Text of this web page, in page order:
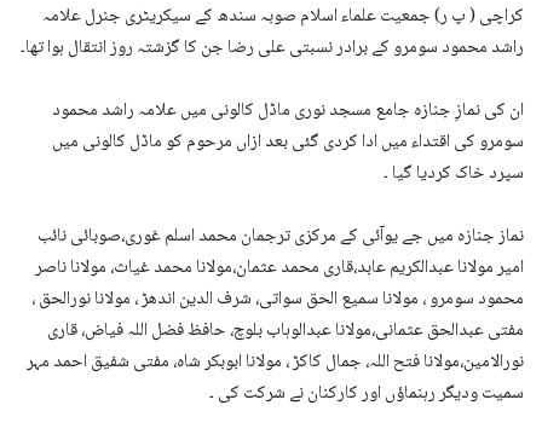
کراچی ( پ ر) جمعیت علماء اسلام صوبہ سندھ کے سیکریٹری جنرل علامہ
راشد محمود سومرو کے برادر نسبتی علی رضا جن کا گزشتہ روز انتقال ہوا تھا۔
ان کی نمازِ جنازہ جامع مسجد نوری ماڈل کالونی میں علامہ راشد محمود
سومرو کی اقتداء میں ادا کردی گئی بعد ازاں مرحوم کو ماڈل کالونی میں
سپرد خاک کردیا گیا ۔
نماز جنازہ میں جے یوآئی کے مرکزی ترجمان محمد اسلم غوری،صوبائی نائب
امیر مولانا عبدالکریم عابد،قاری محمد عثمان،مولانا محمد غیاث، مولانا ناصر
محمود سومرو ، مولانا سمیع الحق سواتی، شرف الدین اندھڑ ، مولانا نورالحق ،
مفتی عبدالحق عثمانی،مولانا عبدالوہاب بلوچ، حافظ فضل اللہ فیاض، قاری
نورالامین،مولانا فتح اللہ، جمال کاکڑ ، مولانا ابوبکر شاہ، مفتی شفیق احمد مہر
سمیت ودیگر رہنماؤں اور کارکنان نے شرکت کی ۔